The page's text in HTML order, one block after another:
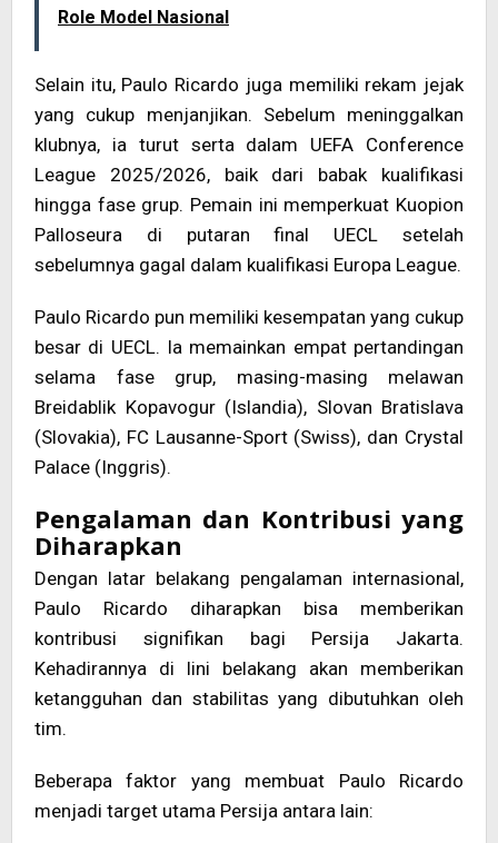
Role Model Nasional
Selain itu, Paulo Ricardo juga memiliki rekam jejak
yang cukup menjanjikan. Sebelum meninggalkan
klubnya, ia turut serta dalam UEFA Conference
League 2025/2026, baik dari babak kualifikasi
hingga fase grup. Pemain ini memperkuat Kuopion
Palloseura di putaran final UECL setelah
sebelumnya gagal dalam kualifikasi Europa League.
Paulo Ricardo pun memiliki kesempatan yang cukup
besar di UECL. Ia memainkan empat pertandingan
selama fase grup, masing-masing melawan
Breidablik Kopavogur (Islandia), Slovan Bratislava
(Slovakia), FC Lausanne-Sport (Swiss), dan Crystal
Palace (Inggris).
Pengalaman dan Kontribusi yang
Diharapkan
Dengan latar belakang pengalaman internasional,
Paulo Ricardo diharapkan bisa memberikan
kontribusi signifikan bagi Persija Jakarta.
Kehadirannya di lini belakang akan memberikan
ketangguhan dan stabilitas yang dibutuhkan oleh
tim.
Beberapa faktor yang membuat Paulo Ricardo
menjadi target utama Persija antara lain: